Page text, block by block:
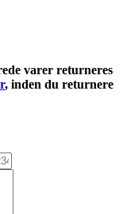
varer returneres
, inden du returnere